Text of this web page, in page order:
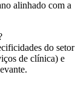
alinhado com a
do setor
de clínica) e